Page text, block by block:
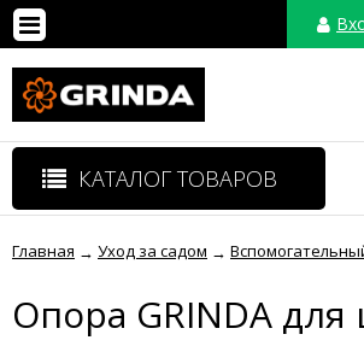
КАТАЛОГ ТОВАРОВ
Главная → Уход за садом →
Опора GRINDA для